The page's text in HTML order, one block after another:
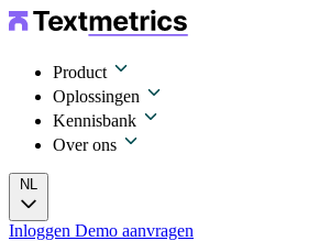
Product
Oplossingen
Kennisbank
Over ons
NL
Inloggen Demo aanvragen